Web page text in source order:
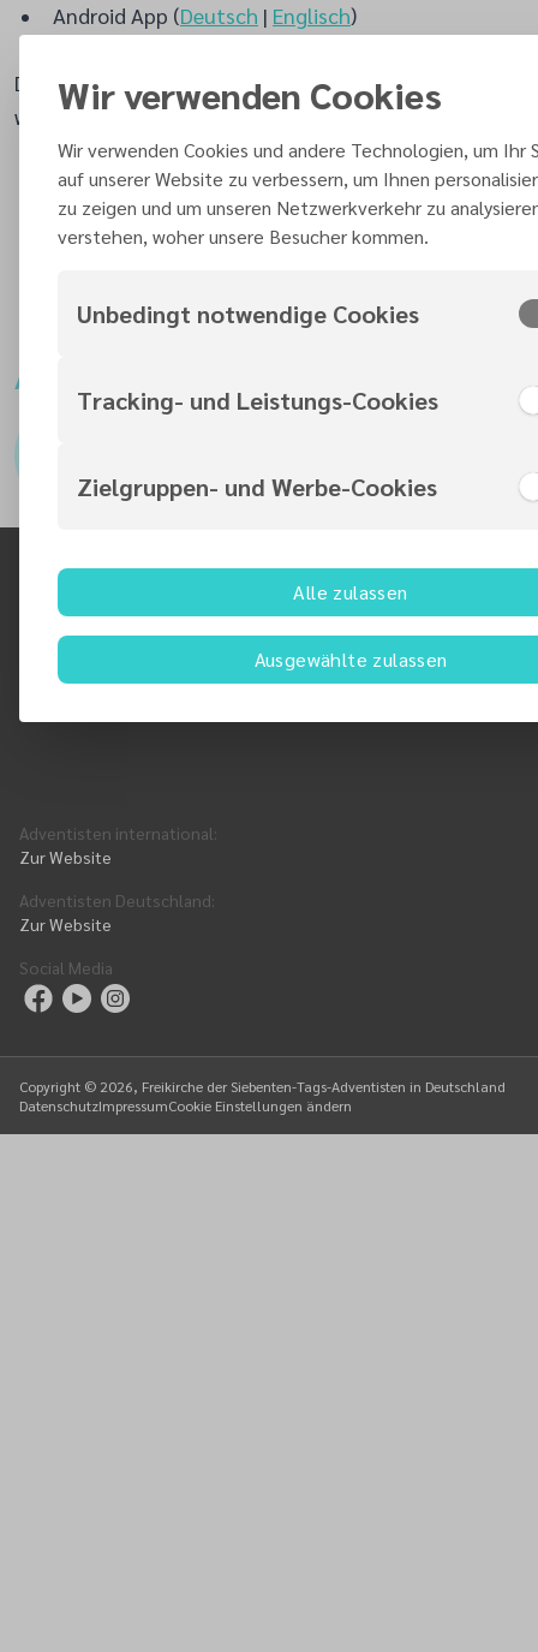
Android App (Deutsch | Englisch)
Das Studienheft kann auch in Papierform bestellt
werden -zum Shop.
Wann?
Jeden Sabbat um 10:00 Uhr
Ansprechpartner
name@gmx.de
Brennäckerstr. 38
Adventisten international:
Zur Website
Adventisten Deutschland:
Zur Website
Social Media
Copyright © 2026, Freikirche der Siebenten-Tags-Adventisten in Deutschland
DatenschutzImpressumCookie Einstellungen ändern
Wir verwenden Cookies
Wir verwenden Cookies und andere Technologien, um Ihr
auf unserer Website zu verbessern, um Ihnen
zu zeigen und um unseren Netzwerkverkehr zu
verstehen, woher unsere Besucher kommen.
Unbedingt notwendige Cookies
Tracking- und Leistungs-Cookies
Zielgruppen- und Werbe-Cookies
Alle zulassen
Ausgewählte zulassen